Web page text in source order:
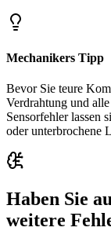
Mechanikers Tipp
Bevor Sie teure
Verdrahtung und
Sensorfehler lassen
oder unterbrochene
Haben Sie
weitere